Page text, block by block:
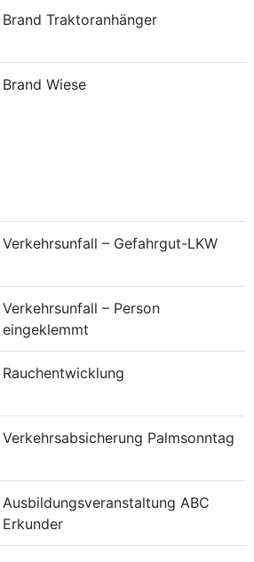
Brand Traktoranhänger
Brand Wiese
Verkehrsunfall – Gefahrgut-LKW
Verkehrsunfall – Person
eingeklemmt
Rauchentwicklung
Verkehrsabsicherung Palmsonntag
Ausbildungsveranstaltung ABC
Erkunder